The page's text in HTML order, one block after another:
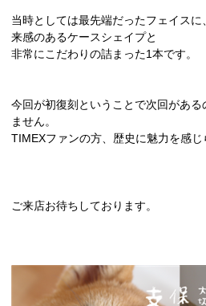
当時としては最先端だったフェイス
来感のあるケースシェイプと
非常にこだわりの詰まった1本です。
今回が初復刻ということで次回があ
ません。
TIMEXファンの方、歴史に魅力を感じ
ご来店お待ちしております。